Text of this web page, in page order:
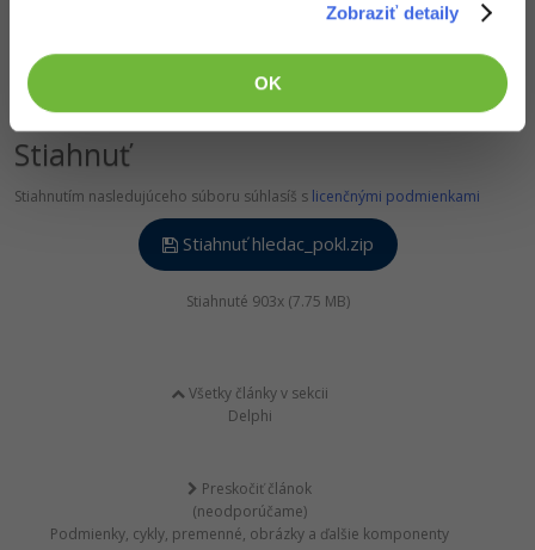
Zobraziť detaily
OK
Stiahnuť
Stiahnutím nasledujúceho súboru súhlasíš s licenčnými podmienkami
Stiahnuť hledac_pokl.zip
Stiahnuté 903x (7.75 MB)
Všetky články v sekcii
Delphi
Preskočiť článok
(neodporúčame)
Podmienky, cykly, premenné, obrázky a ďalšie komponenty